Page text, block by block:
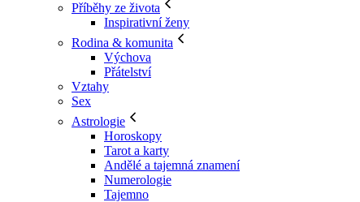
Příběhy ze života
Inspirativní ženy
Rodina & komunita
Výchova
Přátelství
Vztahy
Sex
Astrologie
Horoskopy
Tarot a karty
Andělé a tajemná znamení
Numerologie
Tajemno